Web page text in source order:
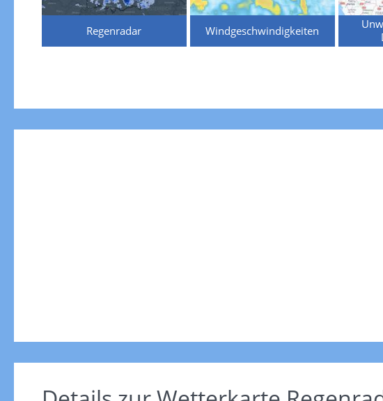
Regenradar Windgeschwindigkeiten